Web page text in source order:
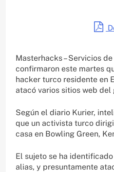
Masterhacks – Servicios
confirmaron este martes
hacker turco residente en
atacó varios sitios web del
Según el diario Kurier,
que un activista turco
casa en Bowling Green,
El sujeto se ha
alias, y presuntamente